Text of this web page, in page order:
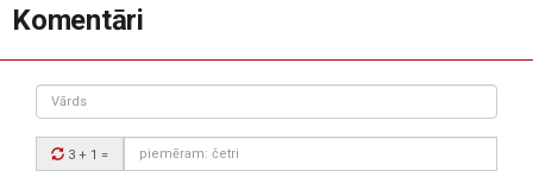
Komentāri
Vārds
Drošības
kods:
3 + 1 =